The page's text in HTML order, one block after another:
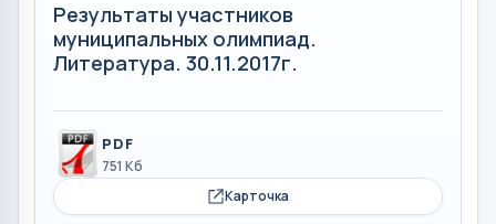
Результаты участников
муниципальных олимпиад.
Литература. 30.11.2017г.
PDF
751 Кб
Карточка